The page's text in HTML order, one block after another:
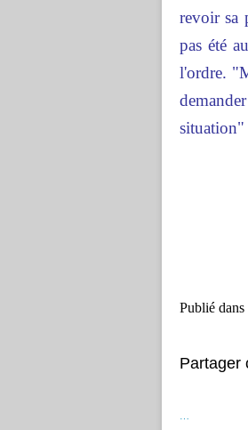
revoir sa
pas été
l'ordre.
situation"
Publié dans
Partager